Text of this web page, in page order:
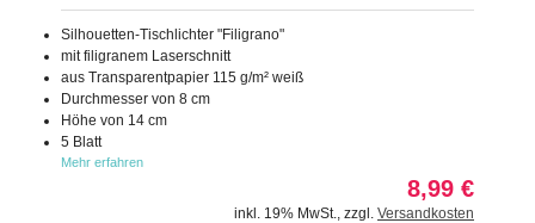
Silhouetten-Tischlichter "Filigrano"
mit filigranem Laserschnitt
aus Transparentpapier 115 g/m² weiß
Durchmesser von 8 cm
Höhe von 14 cm
5 Blatt
Mehr erfahren
8,99 €
inkl. 19% MwSt. zzgl. Versandkosten